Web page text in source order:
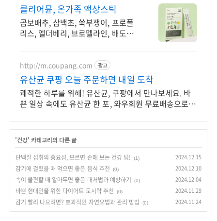
클리어뮨, 온가족 액상스틱
곰보배추, 삼백초, 쑥부쟁이, 프로폴
리스, 엘더베리, 브로멜라인, 배도라
http://m.coupang.com 광고
유산균 쿠팡 오늘 주문하면 내일 도착
쾌적한 하루를 위해! 유산균, 쿠팡에서 만나보세요. 바
쁜 일상 속에도 유산균 한 포, 와우회원 무료배송으로
'건강' 카테고리의 다른 글
단백질 섭취의 중요성, 모르면 손해 보는 건강 팁! (1) 2024.12.15
감기에 걸렸을 때 먹으면 좋은 음식 추천 (0) 2024.12.10
속이 불편할 때 알아두면 좋은 대처법과 예방하기 (0) 2024.12.04
바쁜 현대인을 위한 다이어트 도시락 추천 (0) 2024.11.29
감기 빨리 나으려면? 효과적인 자연요법과 관리 방법 (0) 2024.11.24